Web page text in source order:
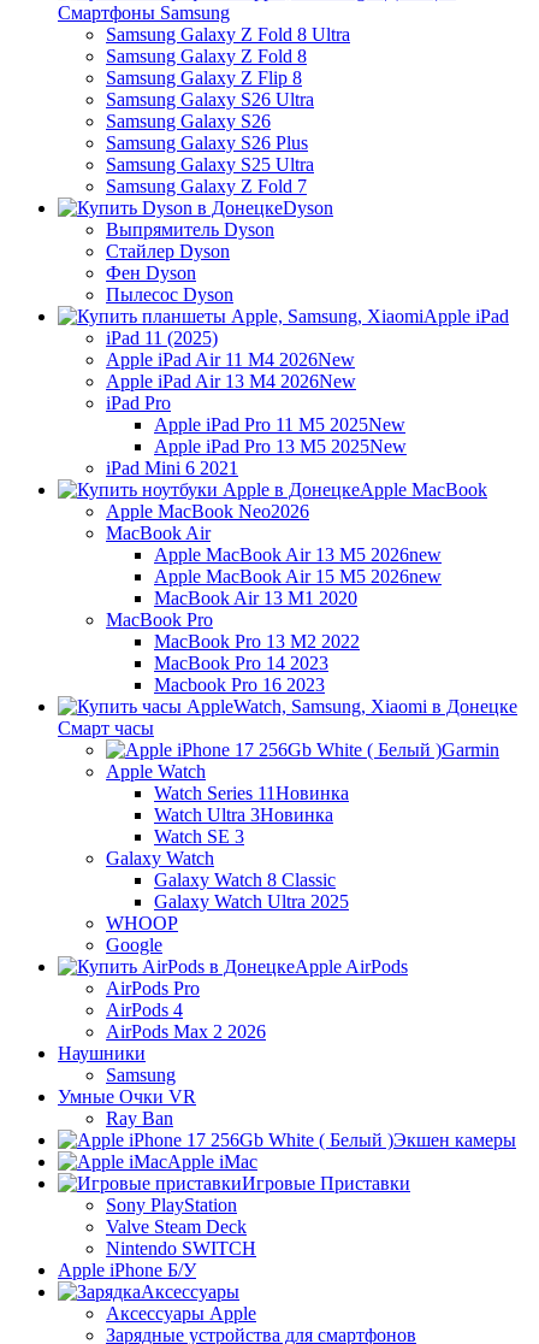
Смартфоны Samsung
Samsung Galaxy Z Fold 8 Ultra
Samsung Galaxy Z Fold 8
Samsung Galaxy Z Flip 8
Samsung Galaxy S26 Ultra
Samsung Galaxy S26
Samsung Galaxy S26 Plus
Samsung Galaxy S25 Ultra
Samsung Galaxy Z Fold 7
Dyson
Выпрямитель Dyson
Стайлер Dyson
Фен Dyson
Пылесос Dyson
Apple iPad
iPad 11 (2025)
Apple iPad Air 11 M4 2026New
Apple iPad Air 13 M4 2026New
iPad Pro
Apple iPad Pro 11 M5 2025New
Apple iPad Pro 13 M5 2025New
iPad Mini 6 2021
Apple MacBook
Apple MacBook Neo2026
MacBook Air
Apple MacBook Air 13 M5 2026new
Apple MacBook Air 15 M5 2026new
MacBook Air 13 M1 2020
MacBook Pro
MacBook Pro 13 M2 2022
MacBook Pro 14 2023
Macbook Pro 16 2023
Смарт часы
Garmin
Apple Watch
Watch Series 11Новинка
Watch Ultra 3Новинка
Watch SE 3
Galaxy Watch
Galaxy Watch 8 Classic
Galaxy Watch Ultra 2025
WHOOP
Google
Apple AirPods
AirPods Pro
AirPods 4
AirPods Max 2 2026
Наушники
Samsung
Умные Очки VR
Ray Ban
Экшен камеры
Apple iMac
Игровые Приставки
Sony PlayStation
Valve Steam Deck
Nintendo SWITCH
Apple iPhone Б/У
Аксессуары
Аксессуары Apple
Зарядные устройства для смартфонов